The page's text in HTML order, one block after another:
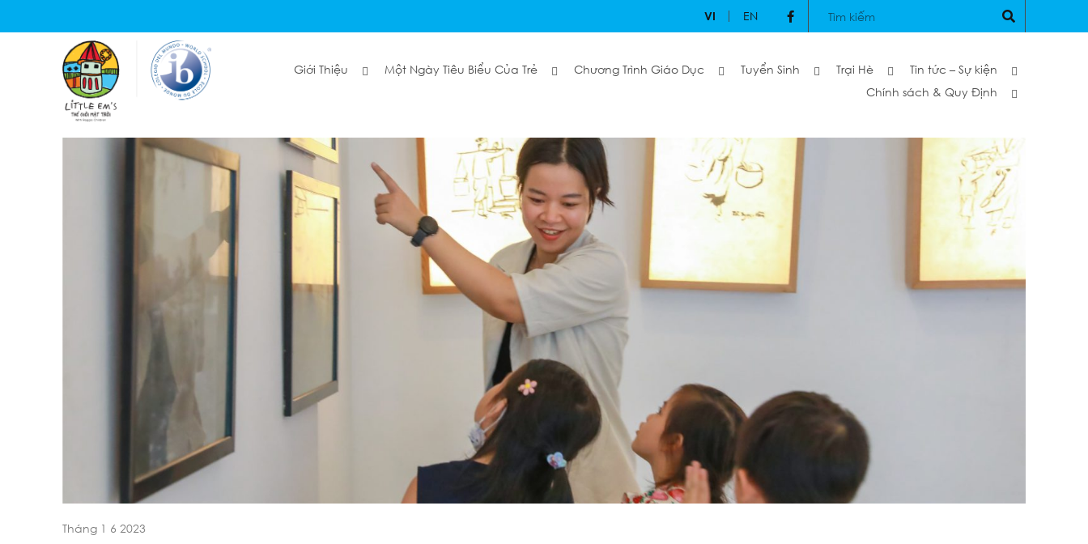
VI EN
Giới Thiệu Một Ngày Tiêu Biểu Của Trẻ Chương Trình Giáo Dục Tuyển Sinh Trại Hè
Tin tức – Sự kiện
Chính sách & Quy Định
Tháng 1 6 2023